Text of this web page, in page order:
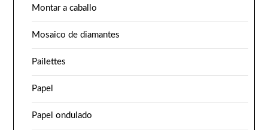
Montar a caballo
Mosaico de diamantes
Pailettes
Papel
Papel ondulado